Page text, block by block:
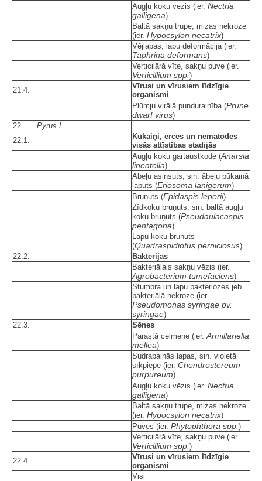
Augļu koku vēzis (ier. Nectria
galligena)
Baltā sakņu trupe, mizas nekroze
(ier. Hypocsylon necatrix)
Vējlapas, lapu deformācija (ier.
Taphrina deformans)
Verticilārā vīte, sakņu puve (ier.
Verticillium spp. )
21.4.
Vīrusi un vīrusiem līdzīgie
organismi
Plūmju virālā pundurainība (Prune
dwarf virus)
22.
Pyrus L.
22.1.
Kukaiņi, ērces un nematodes
visās attīstības stadijās
Augļu koku gartaustkode (Anarsia
lineatella)
Ābeļu asinsuts, sin. ābeļu pūkainā
laputs (Eriosoma lanigerum)
Bruņuts (Epidaspis leperii)
Zīdkoku bruņuts, sin. baltā augļu
koku bruņuts (Pseudaulacaspis
pentagona)
Lapu koku bruņuts
(Quadraspidiotus perniciosus)
22.2.
Baktērijas
Bakteriālais sakņu vēzis (ier.
Agrobacterium tumefaciens)
Stumbra un lapu bakteriozes jeb
bakteriālā nekroze (ier.
Pseudomonas syringae pv.
syringae)
22.3.
Sēnes
Parastā celmene (ier. Armillariella
mellea)
Sudrabainās lapas, sin. violetā
sīkpiepe (ier. Chondrostereum
purpureum)
Augļu koku vēzis (ier. Nectria
galligena)
Baltā sakņu trupe, mizas nekroze
(ier. Hypocsylon necatrix)
Puves (ier. Phytophthora spp. )
Verticilārā vīte, sakņu puve (ier.
Verticillium spp. )
22.4.
Vīrusi un vīrusiem līdzīgie
organismi
Visi